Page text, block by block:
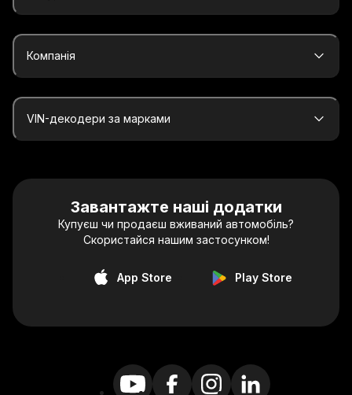
Компанія
VIN-декодери за марками
Завантажте наші додатки
Купуєш чи продаєш вживаний автомобіль?
Скористайся нашим застосунком!
App Store Play Store